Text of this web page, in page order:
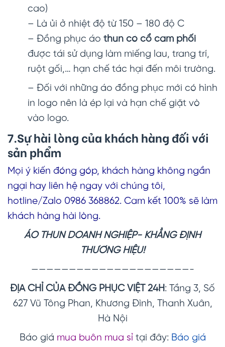
cao)
– Là ủi ở nhiệt độ từ 150 – 180 độ C
– Đồng phục áo thun có cổ cam phối
được tái sử dụng làm miếng lau, trang trí,
ruột gối,… hạn chế tác hại đến môi trường.
– Đối với những áo đồng phục mới có hình
in logo nên là ép lại và hạn chế giặt vò
vào logo.
7.Sự hài lòng của khách hàng đối với
sản phẩm
Mọi ý kiến đóng góp, khách hàng không ngần
ngại hay liên hệ ngay với chúng tôi,
hotline/Zalo 0986 368862. Cam kết 100% sẽ làm
khách hàng hài lòng.
ÁO THUN DOANH NGHIỆP-KHẲNG ĐỊNH
THƯƠNG HIỆU!
—————————————————————-
ĐỊA CHỈ CỦA ĐỒNG PHỤC VIỆT 24H: Tầng 3, Số
627 Vũ Tông Phan, Khương Đình, Thanh Xuân,
Hà Nội
Báo giá mua buôn mua sỉ tại đây: Báo giá